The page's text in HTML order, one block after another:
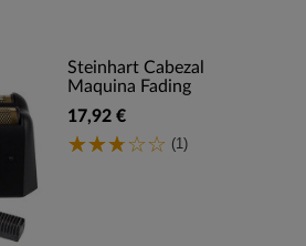
Steinhart Cabezal
Maquina Fading
17,92 €
(1)